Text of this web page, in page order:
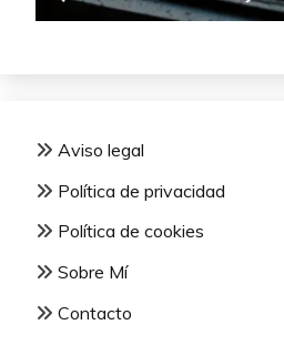
Aviso legal
Política de privacidad
Política de cookies
Sobre Mí
Contacto